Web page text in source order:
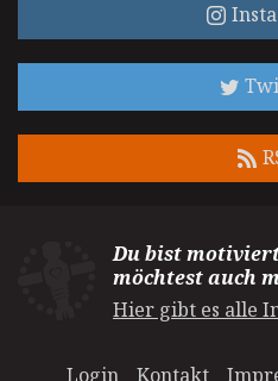
Du bist
möchtest auch
Hier gibt es alle
Login Kontakt